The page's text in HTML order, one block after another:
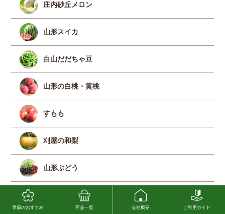
季節のおすすめ 商品一覧 会社概要 ご利用ガイド
庄内砂丘メロン
山形スイカ
白山だだちゃ豆
山形の白桃・黄桃
すもも
刈屋の和梨
山形ぶどう
ラ・フランス